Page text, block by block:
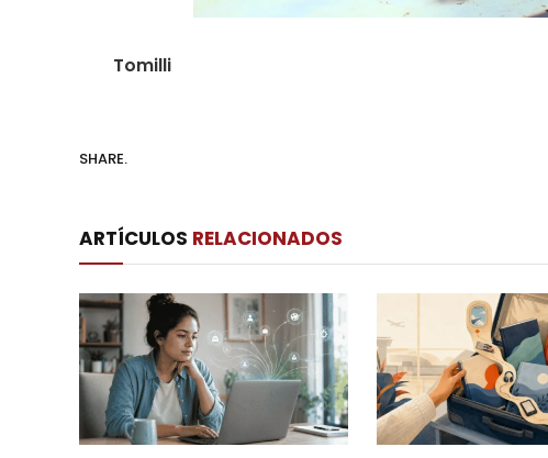
Tomilli
SHARE.
ARTÍCULOS RELACIONADOS